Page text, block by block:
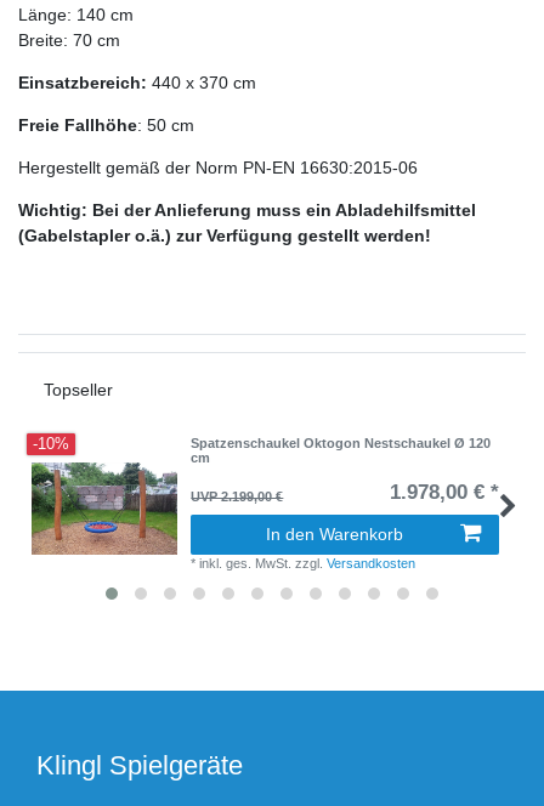
Länge: 140 cm
Breite: 70 cm
Einsatzbereich: 440 x 370 cm
Freie Fallhöhe: 50 cm
Hergestellt gemäß der Norm PN-EN 16630:2015-06
Wichtig: Bei der Anlieferung muss ein Abladehilfsmittel
(Gabelstapler o.ä.) zur Verfügung gestellt werden!
Topseller
-10%
Spatzenschaukel Oktogon Nestschaukel Ø 120
cm
UVP 2.199,00 € 1.978,00 € *
In den Warenkorb
*inkl. ges. MwSt. zzgl.Versandkosten
Klingl Spielgeräte